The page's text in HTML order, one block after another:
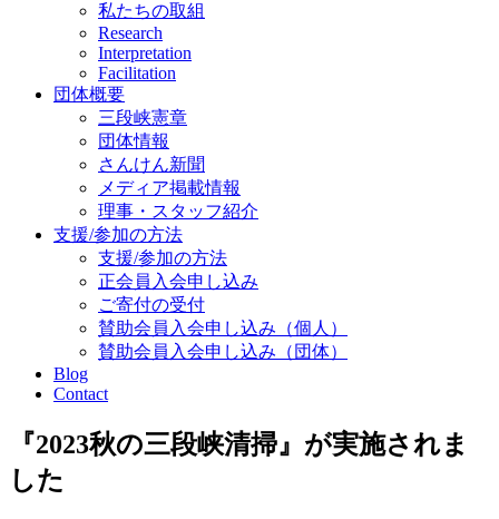
私たちの取組
Research
Interpretation
Facilitation
団体概要
三段峡憲章
団体情報
さんけん新聞
メディア掲載情報
理事・スタッフ紹介
支援/参加の方法
支援/参加の方法
正会員入会申し込み
ご寄付の受付
賛助会員入会申し込み（個人）
賛助会員入会申し込み（団体）
Blog
Contact
『2023秋の三段峡清掃』が実施されま
した